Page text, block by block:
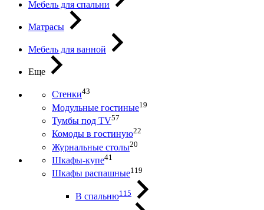
Мебель для спальни
Матрасы
Мебель для ванной
Еще
Стенки43
Модульные гостиные19
Тумбы под ТV57
Комоды в гостиную22
Журнальные столы20
Шкафы-купе41
Шкафы распашные119
В спальню115